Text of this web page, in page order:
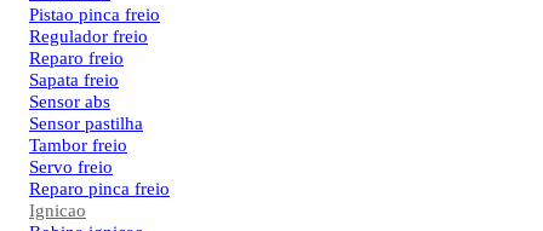
Pistao pinca freio
Regulador freio
Reparo freio
Sapata freio
Sensor abs
Sensor pastilha
Tambor freio
Servo freio
Reparo pinca freio
Ignicao